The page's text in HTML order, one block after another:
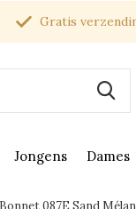
Jongens Dames
Gratis verzending
087E Sand